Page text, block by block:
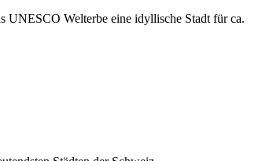
UNESCO Welterbe eine idyllische Stadt für ca.